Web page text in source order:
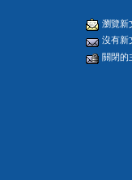
瀏覽新
沒有新
關閉的